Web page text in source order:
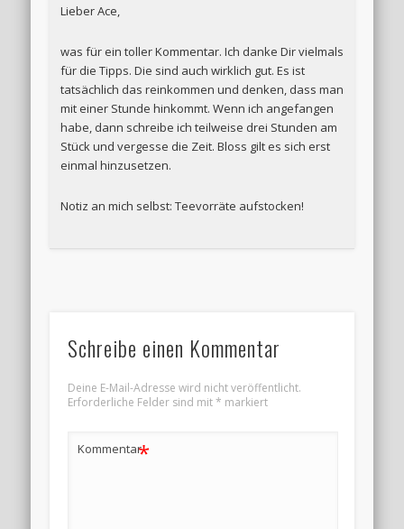
Lieber Ace,
was für ein toller Kommentar. Ich danke Dir vielmals
für die Tipps. Die sind auch wirklich gut. Es ist
tatsächlich das reinkommen und denken, dass man
mit einer Stunde hinkommt. Wenn ich angefangen
habe, dann schreibe ich teilweise drei Stunden am
Stück und vergesse die Zeit. Bloss gilt es sich erst
einmal hinzusetzen.
Notiz an mich selbst: Teevorräte aufstocken!
Schreibe einen Kommentar
Deine E-Mail-Adresse wird nicht veröffentlicht.
Erforderliche Felder sind mit* markiert
Kommentar*